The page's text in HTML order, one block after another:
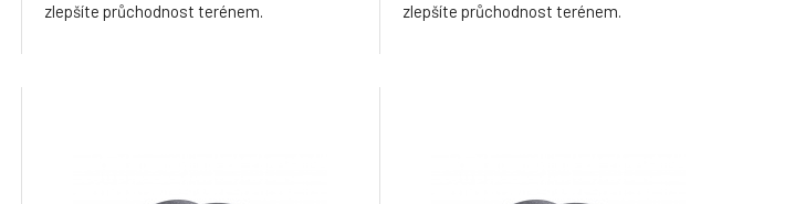
zlepšíte průchodnost terénem.
zlepšíte průchodnost terénem.